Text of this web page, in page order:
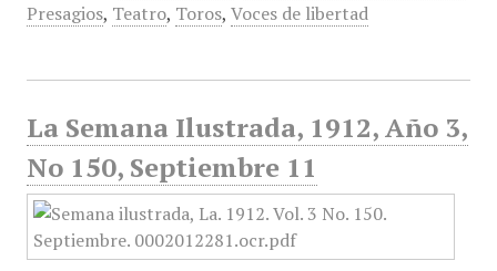
Presagios, Teatro, Toros, Voces de libertad
La Semana Ilustrada, 1912, Año 3,
No 150, Septiembre 11